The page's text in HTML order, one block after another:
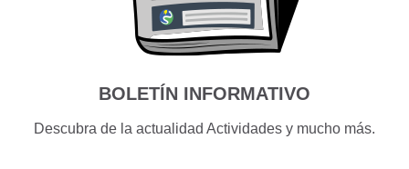
BOLETÍN INFORMATIVO
Descubra de la actualidad Actividades y mucho más.